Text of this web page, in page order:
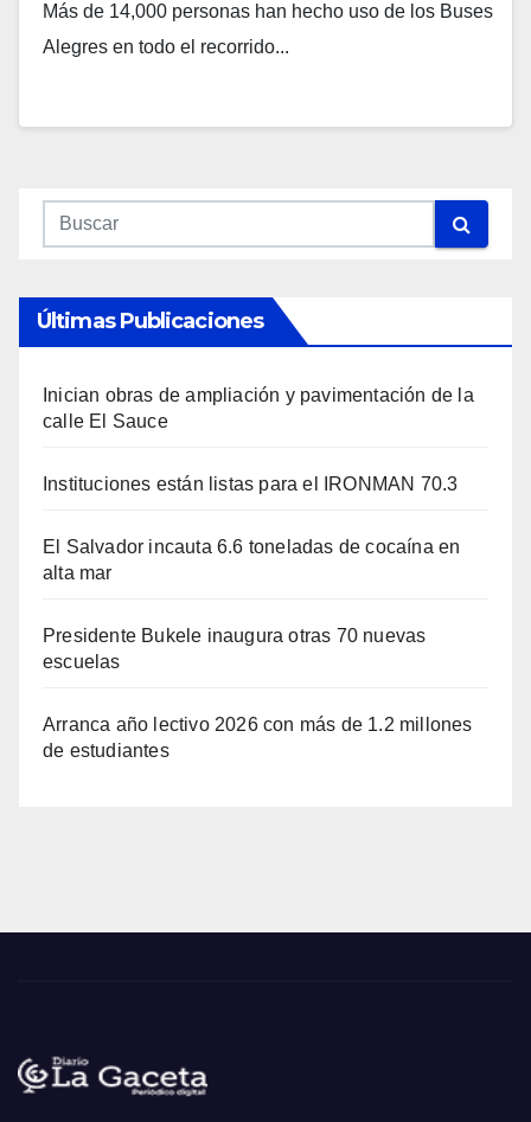
Más de 14,000 personas han hecho uso de los Buses
Alegres en todo el recorrido...
Últimas Publicaciones
Inician obras de ampliación y pavimentación de la
calle El Sauce
Instituciones están listas para el IRONMAN 70.3
El Salvador incauta 6.6 toneladas de cocaína en
alta mar
Presidente Bukele inaugura otras 70 nuevas
escuelas
Arranca año lectivo 2026 con más de 1.2 millones
de estudiantes